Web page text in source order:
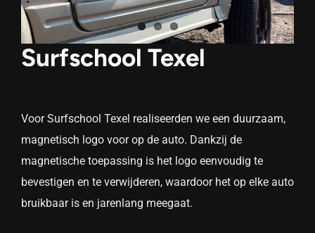
Surfschool Texel
Voor Surfschool Texel realiseerden we een duurzaam,
magnetisch logo voor op de auto. Dankzij de
magnetische toepassing is het logo eenvoudig te
bevestigen en te verwijderen, waardoor het op elke auto
bruikbaar is en jarenlang meegaat.